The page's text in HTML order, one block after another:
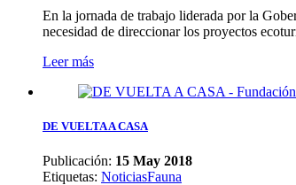
En la jornada de trabajo liderada por la
necesidad de direccionar los proyectos
Leer más
DE VUELTA A CASA
Publicación: 15 May 2018
Etiquetas: NoticiasFauna